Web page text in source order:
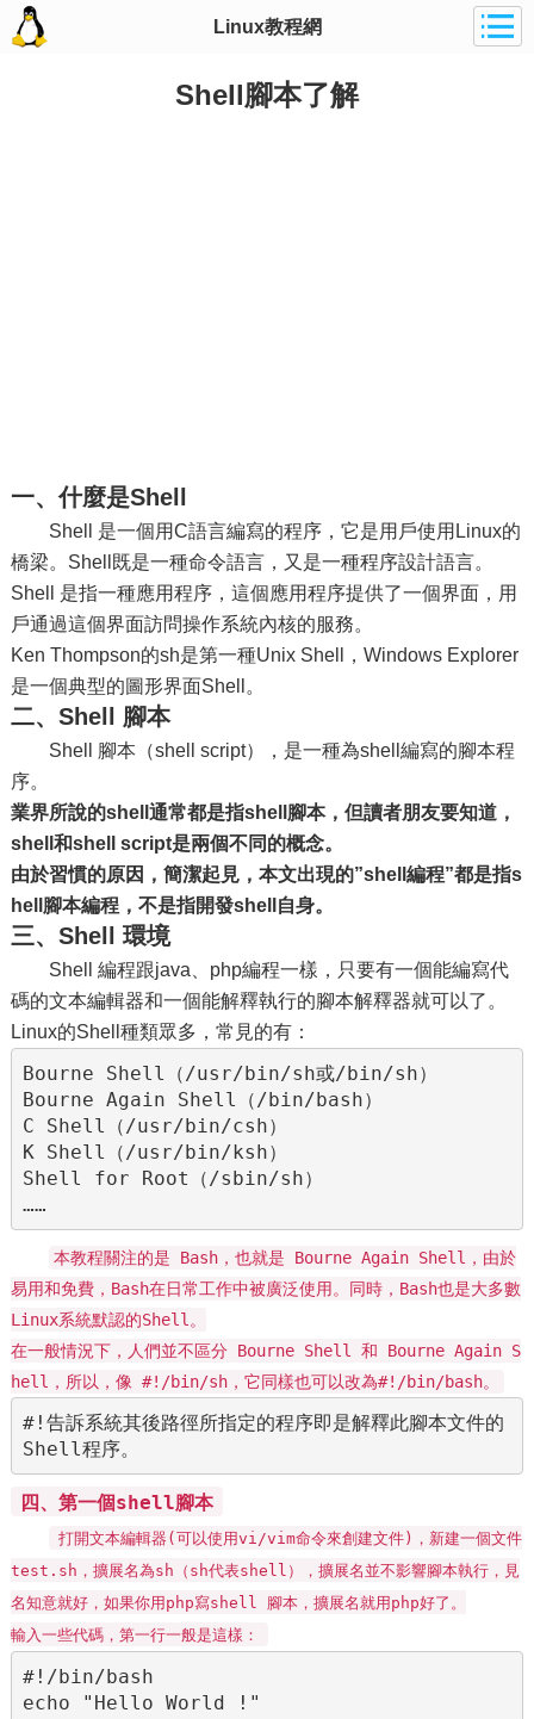
Linux教程網
Shell腳本了解
一、什麼是Shell
Shell 是一個用C語言編寫的程序，它是用戶使用Linux的
橋梁。Shell既是一種命令語言，又是一種程序設計語言。
Shell 是指一種應用程序，這個應用程序提供了一個界面，用
戶通過這個界面訪問操作系統內核的服務。
Ken Thompson的sh是第一種Unix Shell，Windows Explorer
是一個典型的圖形界面Shell。
二、Shell 腳本
Shell 腳本（shell script），是一種為shell編寫的腳本程
序。
業界所說的shell通常都是指shell腳本，但讀者朋友要知道，
shell和shell script是兩個不同的概念。
由於習慣的原因，簡潔起見，本文出現的”shell編程”都是指s
hell腳本編程，不是指開發shell自身。
三、Shell 環境
Shell 編程跟java、php編程一樣，只要有一個能編寫代
碼的文本編輯器和一個能解釋執行的腳本解釋器就可以了。
Linux的Shell種類眾多，常見的有：
Bourne Shell（/usr/bin/sh或/bin/sh）
Bourne Again Shell（/bin/bash）
C Shell（/usr/bin/csh）
K Shell（/usr/bin/ksh）
Shell for Root（/sbin/sh）
……
本教程關注的是 Bash，也就是 Bourne Again Shell，由於
易用和免費，Bash在日常工作中被廣泛使用。同時，Bash也是大多數
Linux系統默認的Shell。
在一般情況下，人們並不區分 Bourne Shell 和 Bourne Again S
hell，所以，像 #!/bin/sh，它同樣也可以改為#!/bin/bash。
#!告訴系統其後路徑所指定的程序即是解釋此腳本文件的
Shell程序。
四、第一個shell腳本
打開文本編輯器(可以使用vi/vim命令來創建文件)，新建一個文件
test.sh，擴展名為sh（sh代表shell），擴展名並不影響腳本執行，見
名知意就好，如果你用php寫shell 腳本，擴展名就用php好了。
輸入一些代碼，第一行一般是這樣：
#!/bin/bash
echo "Hello World !"